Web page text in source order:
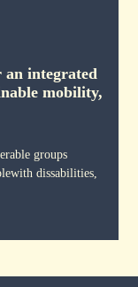
an integrated
mobility,
groups
dissabilities,